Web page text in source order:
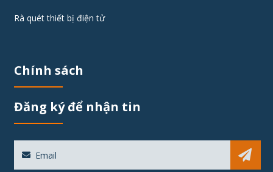
Rà quét thiết bị điện tử
Chính sách
Đăng ký để nhận tin
Sub